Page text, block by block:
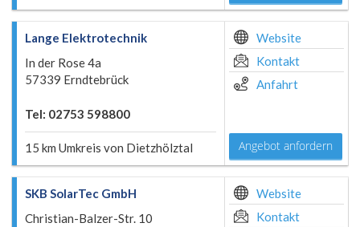
Lange Elektrotechnik
In der Rose 4a
57339 Erndtebrück
Tel: 02753 598800
15 km Umkreis von Dietzhölztal
Website
Kontakt
Anfahrt
Angebot anfordern
SKB SolarTec GmbH
Christian-Balzer-Str. 10
Website
Kontakt